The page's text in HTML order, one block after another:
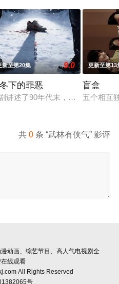
家连载漫画《吾凰在上》。现
新至第20集 9.0
下的罪恶
讲述了90年代末，怒河市刑侦支
更新至第13
盲盒
五个相互
共0 条 “武林有侠气” 影评
动画、综艺节目、高人气电视剧全
线观看
All Rights Reserved
号